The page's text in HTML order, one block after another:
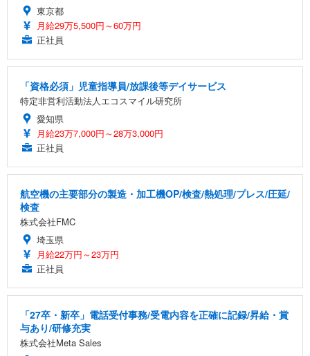
東京都
月給29万5,500円～60万円
正社員
「資格必須」児童指導員/放課後等デイサービス
特定非営利活動法人エコスマイル研究所
愛知県
月給23万7,000円～28万3,000円
正社員
航空機の主要部分の製造・加工機OP/検査/熱処理/プレス/圧延/
検査
株式会社FMC
埼玉県
月給22万円～23万円
正社員
「27卒・新卒」電話受付事務/受電内容を正確に記録/昇給・賞
与あり/研修充実
株式会社Meta Sales